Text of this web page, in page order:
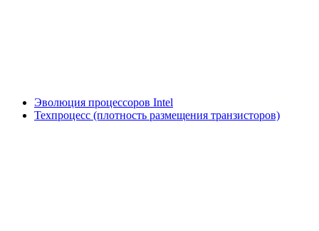
Эволюция процессоров Intel
Техпроцесс (плотность размещения транзисторов)